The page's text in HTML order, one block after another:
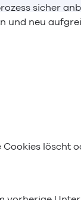
sicher
neu
Cookies